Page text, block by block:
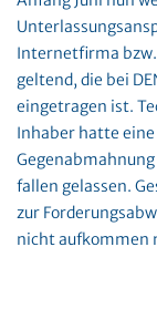
Internetfirma bzw.
geltend, die bei
eingetragen ist.
Inhaber hatte
fallen gelassen.
zur
nicht aufkommen